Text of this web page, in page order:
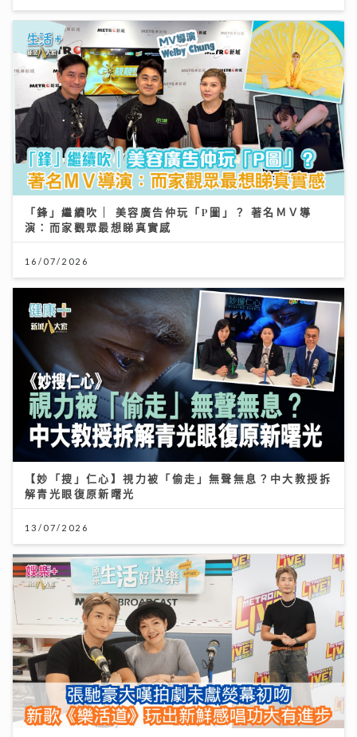
「鋒」繼續吹 | 美容廣告仲玩「P圖」？ 著名ＭＶ導
演：而家觀眾最想睇真實感
16/07/2026
【妙「搜」仁心】視力被「偷走」無聲無息？中大教授拆
解青光眼復原新曙光
13/07/2026